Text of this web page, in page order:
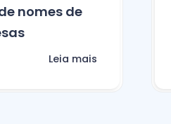
nomes de
Leia mais